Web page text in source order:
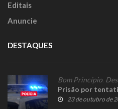
Editais
Anuncie
DESTAQUES
Bom Princípio
Prisão por
23 de outubro de